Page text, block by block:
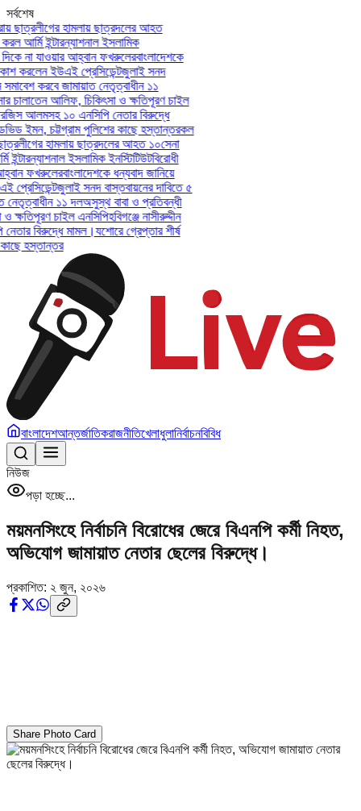
সর্বশেষ
ছাত্রলীগের হামলায় ছাত্রদলের আহত
ইন্টারন্যাশনাল ইসলামিক
না যাওয়ার আহ্বান ফখরুলেরবাংলাদেশকে
করলেন ইউএই প্রেসিডেন্টজুলাই সনদ
করবে জামায়াত নেতৃত্বাধীন ১১
আলিফ, চিকিৎসা ও ক্ষতিপূরণ চাইল
আলমসহ ১০ এনসিপি নেতার বিরুদ্ধে
ইমন, চট্টগ্রাম পুলিশের কাছে হস্তান্তরকল
হামলায় ছাত্রদলের আহত ১০সেনা
ইসলামিক ইনস্টিটিউটবিরোধী
ফখরুলেরবাংলাদেশকে ধন্যবাদ জানিয়ে
জুলাই সনদ বাস্তবায়নের দাবিতে ৫
১১ দলঅসুস্থ বাবা ও প্রতিবন্ধী
চাইল এনসিপিহবিগঞ্জে নাসীরুদ্দীন
বিরুদ্ধে মামল।যশোরে গ্রেপ্তার শীর্ষ
হস্তান্তর
বাংলাদেশআন্তর্জাতিকরাজনীতিখেলাধুলানির্বাচনবিবিধ
নিউজ
পড়া হচ্ছে...
ময়মনসিংহে নির্বাচনি বিরোধের জেরে বিএনপি কর্মী নিহত,
অভিযোগ জামায়াত নেতার ছেলের বিরুদ্ধে।
প্রকাশিত: ২ জুন, ২০২৬
Share Photo Card